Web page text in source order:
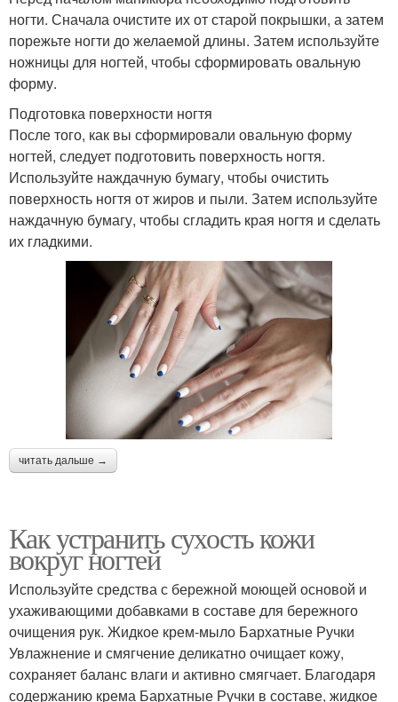
ногти. Сначала очистите их от старой покрышки, а затем
порежьте ногти до желаемой длины. Затем используйте
ножницы для ногтей, чтобы сформировать овальную
форму.
Подготовка поверхности ногтя
После того, как вы сформировали овальную форму
ногтей, следует подготовить поверхность ногтя.
Используйте наждачную бумагу, чтобы очистить
поверхность ногтя от жиров и пыли. Затем используйте
наждачную бумагу, чтобы сгладить края ногтя и сделать
их гладкими.
читать дальше →
Как устранить сухость кожи
вокруг ногтей
Используйте средства с бережной моющей основой и
ухаживающими добавками в составе для бережного
очищения рук. Жидкое крем-мыло Бархатные Ручки
Увлажнение и смягчение деликатно очищает кожу,
сохраняет баланс влаги и активно смягчает. Благодаря
содержанию крема Бархатные Ручки в составе, жидкое